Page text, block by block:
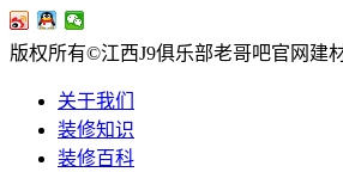
版权所有©江西J9俱乐部老哥吧官网建
关于我们
装修知识
装修百科